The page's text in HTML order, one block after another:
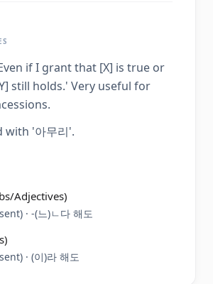
if I grant that [X] is true or
still holds.' Very useful for
with '아무리'.
Adjectives)
· -(느)ㄴ다 해도
· (이)라 해도